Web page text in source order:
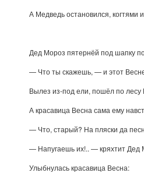
А Медведь остановился, когтями
Дед Мороз пятернёй под шапку
— Что ты скажешь, — и этот
Вылез из-под ели, пошёл по лесу
А красавица Весна сама ему
— Что, старый? На пляски да
— Напугаешь их!.. — кряхтит Дед
Улыбнулась красавица Весна: